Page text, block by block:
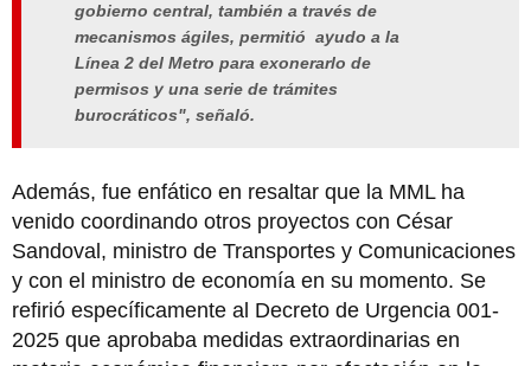
gobierno central, también a través de
mecanismos ágiles, permitió ayudo a la
Línea 2 del Metro para exonerarlo de
permisos y una serie de trámites
burocráticos", señaló.
Además, fue enfático en resaltar que la MML ha
venido coordinando otros proyectos con César
Sandoval, ministro de Transportes y Comunicaciones
y con el ministro de economía en su momento. Se
refirió específicamente al Decreto de Urgencia 001-
2025 que aprobaba medidas extraordinarias en